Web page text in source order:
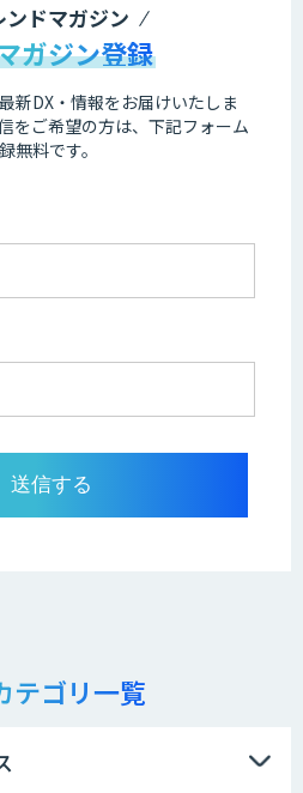
ンドマガジン
ガジン登録
新DX・情報をお届けいたしま
をご希望の方は、下記フォーム
無料です。
テゴリ一覧